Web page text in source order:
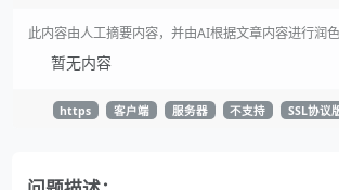
此内容由人工摘要内容，并由AI根据文章内容进行润色
暂无内容
https 客户端 服务器 不支持 SSL协议